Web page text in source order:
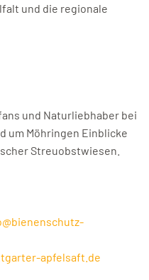
und die regionale
und Naturliebhaber bei
um Möhringen Einblicke
Streuobstwiesen.
apfelsaft.de